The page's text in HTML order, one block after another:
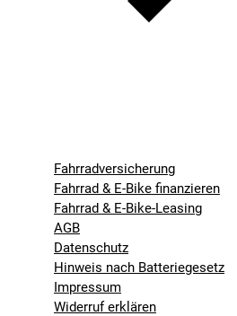
Fahrradversicherung
Fahrrad & E-Bike finanzieren
Fahrrad & E-Bike-Leasing
AGB
Datenschutz
Hinweis nach Batteriegesetz
Impressum
Widerruf erklären